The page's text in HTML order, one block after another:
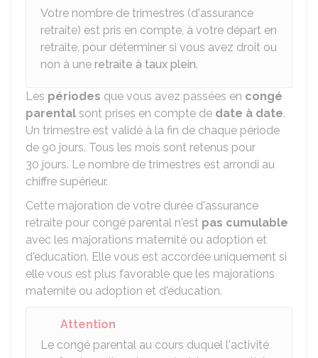
Votre nombre de trimestres (d'assurance
retraite) est pris en compte, à votre départ en
retraite, pour déterminer si vous avez droit ou
non à une retraite à taux plein.
Les périodes que vous avez passées en congé
parental sont prises en compte de date à date.
Un trimestre est validé à la fin de chaque période
de 90 jours. Tous les mois sont retenus pour
30 jours. Le nombre de trimestres est arrondi au
chiffre supérieur.
Cette majoration de votre durée d'assurance
retraite pour congé parental n'est pas cumulable
avec les majorations maternité ou adoption et
d'éducation. Elle vous est accordée uniquement si
elle vous est plus favorable que les majorations
maternité ou adoption et d'éducation.
Attention
Le congé parental au cours duquel l'activité